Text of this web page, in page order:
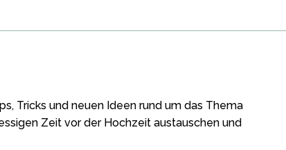
Tricks und neuen Ideen rund um das Thema
Zeit vor der Hochzeit austauschen und